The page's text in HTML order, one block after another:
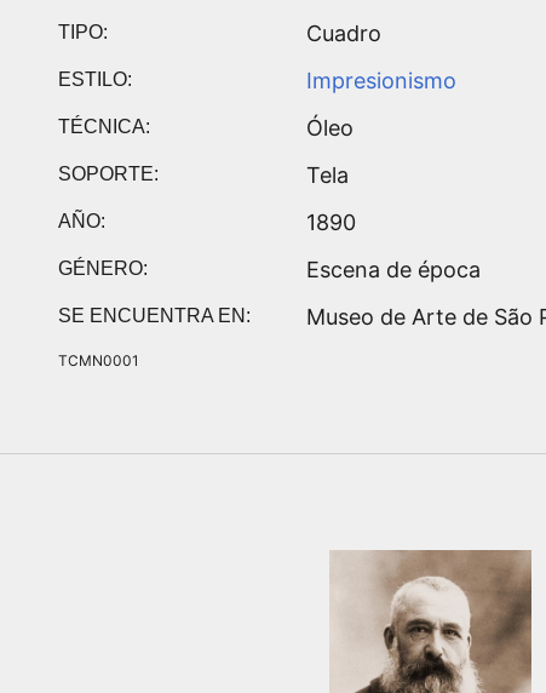
TIPO: Cuadro
ESTILO: Impresionismo
TÉCNICA: Óleo
SOPORTE: Tela
AÑO: 1890
GÉNERO: Escena de época
SE ENCUENTRA EN: Museo de Arte de São
TCMN0001